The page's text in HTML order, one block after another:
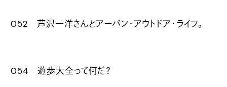
052 芦沢一洋さんとアーバン・アウトドア・ライフ。
054 遊歩大全って何だ？